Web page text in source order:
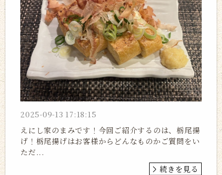
2025-09-13 17:18:15
えにし家のまみです！今回ご紹介するのは、栃尾揚
げ！栃尾揚げはお客様からどんなものかご質問をい
ただ...
続きを見る